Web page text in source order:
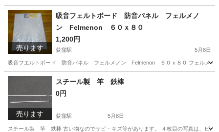
東京 杉並区 荻窪駅 生活家電 ポンプ
売ります
吸音フェルトボード 防音パネル フェルメノ
ン Felmenon ６０ｘ８０
1,200円
荻窪駅 5月8日
吸音フエルトボード 防音パネル フェルメノン Felmenon ６０ｘ８０ フェルメノン
東京 杉並区 荻窪駅 その他 吸音
売ります
スチール製 竿 鉄棒
0円
荻窪駅 5月8日
スチール製 竿 鉄棒 古い物なのでサビ・キズ等があります。 ４枚目の写真は